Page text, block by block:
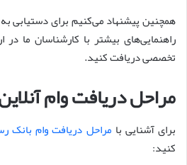
همچنین پیشنهاد می‌کنیم برای دستیابی
راهنمایی‌های بیشتر با کارشناسان ما در
تخصصی دریافت کنید.
مراحل دریافت وام
برای آشنایی با مراحل دریافت وام بانک
کنید: